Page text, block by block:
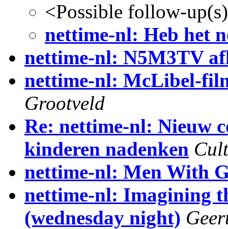
<Possible follow-
nettime-nl: Heb het
nettime-nl: N5M3TV
nettime-nl: McLibel-
Grootveld
Re: nettime-nl: Nieuw
kinderen nadenken
nettime-nl: Men With
nettime-nl: Imagining
(wednesday night)